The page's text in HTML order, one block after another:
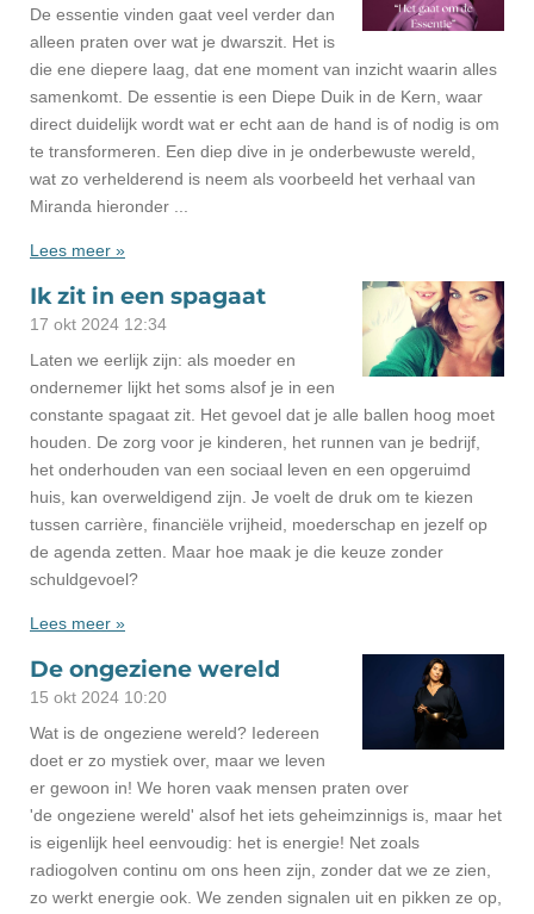
De essentie vinden gaat veel verder dan
alleen praten over wat je dwarszit. Het is
die ene diepere laag, dat ene moment van inzicht waarin alles
samenkomt. De essentie is een Diepe Duik in de Kern, waar
direct duidelijk wordt wat er echt aan de hand is of nodig is om
te transformeren. Een diep dive in je onderbewuste wereld,
wat zo verhelderend is neem als voorbeeld het verhaal van
Miranda hieronder ...
Lees meer »
Ik zit in een spagaat
17 okt 2024 12:34
Laten we eerlijk zijn: als moeder en
ondernemer lijkt het soms alsof je in een
constante spagaat zit. Het gevoel dat je alle ballen hoog moet
houden. De zorg voor je kinderen, het runnen van je bedrijf,
het onderhouden van een sociaal leven en een opgeruimd
huis, kan overweldigend zijn. Je voelt de druk om te kiezen
tussen carrière, financiële vrijheid, moederschap en jezelf op
de agenda zetten. Maar hoe maak je die keuze zonder
schuldgevoel?
Lees meer »
De ongeziene wereld
15 okt 2024 10:20
Wat is de ongeziene wereld? Iedereen
doet er zo mystiek over, maar we leven
er gewoon in! We horen vaak mensen praten over
'de ongeziene wereld' alsof het iets geheimzinnigs is, maar het
is eigenlijk heel eenvoudig: het is energie! Net zoals
radiogolven continu om ons heen zijn, zonder dat we ze zien,
zo werkt energie ook. We zenden signalen uit en pikken ze op,